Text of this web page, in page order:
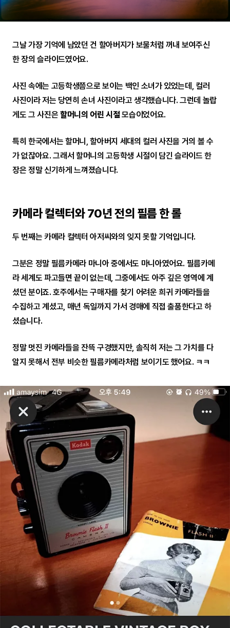
그날 가장 기억에 남았던 건 할아버지가 보물처럼 꺼내 보여주신
한 장의 슬라이드였어요.
사진 속에는 고등학생쯤으로 보이는 백인 소녀가 있었는데, 컬러
사진이라 저는 당연히 손녀 사진이라고 생각했습니다. 그런데 놀랍
게도 그 사진은 할머니의 어린 시절모습이었어요.
특히 한국에서는 할머니, 할아버지 세대의 컬러 사진을 거의 볼 수
가 없잖아요. 그래서 할머니의 고등학생 시절이 담긴 슬라이드 한
장은 정말 신기하게 느껴졌습니다.
카메라 컬렉터와 70년 전의 필름 한 롤
두 번째는 카메라 컬렉터 아저씨와의 잊지 못할 기억입니다.
그분은 정말 필름카메라 마니아 중에서도 마니아였어요. 필름카메
라 세계도 파고들면 끝이 없는데, 그중에서도 아주 깊은 영역에 계
셨던 분이죠. 호주에서는 구매자를 찾기 어려운 희귀 카메라들을
수집하고 계셨고, 매년 독일까지 가서 경매에 직접 출품한다고 하
셨습니다.
정말 멋진 카메라들을 잔뜩 구경했지만, 솔직히 저는 그 가치를 다
알지 못해서 전부 비슷한 필름카메라처럼 보이기도 했어요. ㅋㅋ